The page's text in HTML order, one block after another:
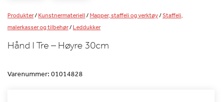
Produkter/Kunstnermateriell/Mapper, staffeli og verktøy/Staffeli,
malerkasser og tilbehør/Leddukker
Hånd I Tre – Høyre 30cm
Varenummer: 01014828